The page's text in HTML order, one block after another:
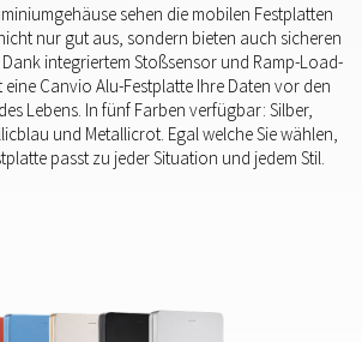
sehen die mobilen Festplatten
nur gut aus, sondern bieten auch sicheren
integriertem Stoßsensor und Ramp-Load-
Canvio Alu-Festplatte Ihre Daten vor den
Lebens. In fünf Farben verfügbar: Silber,
und Metallicrot. Egal welche Sie wählen,
passt zu jeder Situation und jedem Stil.